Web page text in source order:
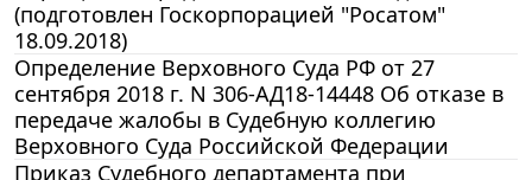
(подготовлен Госкорпорацией "Росатом"
18.09.2018)
Определение Верховного Суда РФ от 27
сентября 2018 г. N 306-АД18-14448 Об отказе в
передаче жалобы в Судебную коллегию
Верховного Суда Российской Федерации
Приказ Судебного департамента при